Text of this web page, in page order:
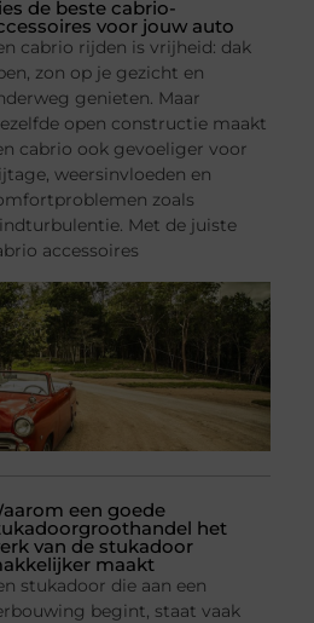
de beste cabrio-
voor jouw auto
cabrio rijden is vrijheid: dak
zon op je gezicht en
genieten. Maar
open constructie maakt
cabrio ook gevoeliger voor
weersinvloeden en
zoals
Met de juiste
accessoires
een goede
het
van de stukadoor
maakt
stukadoor die aan een
begint, staat vaak